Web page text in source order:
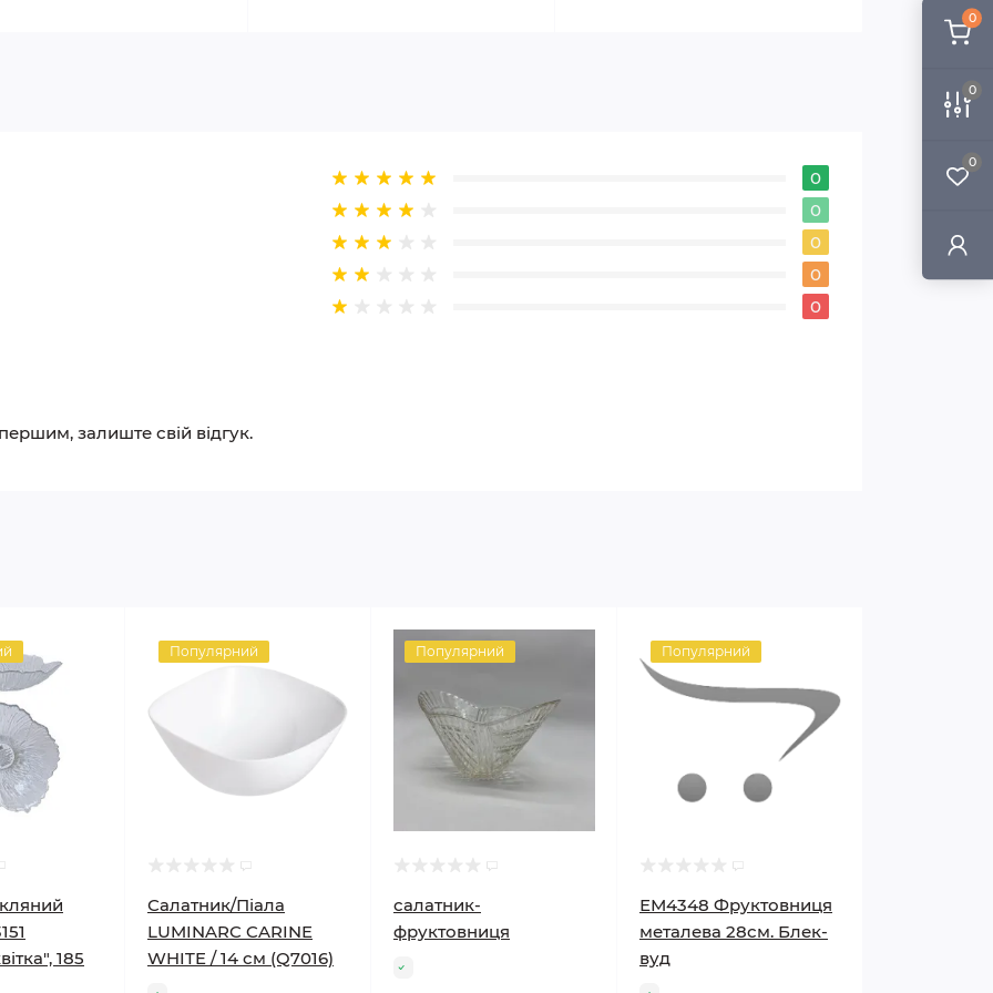
0
0
0
0
0
0
0
0
залиште свій відгук.
185
Популярний
Салатник/Піала
LUMINARC CARINE
WHITE / 14 см (Q7016)
Популярний
салатник-
фруктовниця
Популярний
ЕМ4348 Фруктовниця
металева 28см. Блек-
вуд